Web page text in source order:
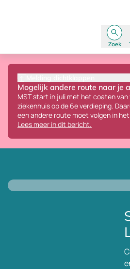
Zoek
Mogelijk andere route naar je
MST start in juli met het coaten van
ziekenhuis op de 6e verdieping.
een andere route moet volgen in
Lees meer in dit bericht.